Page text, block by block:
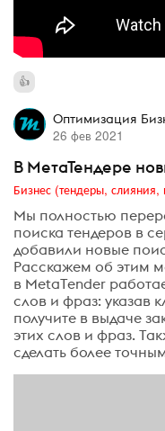
Оптимизация
26 фев 2021
В МетаТендере
Мы полностью
поиска тендеров в
добавили новые
Расскажем об этим
в MetaTender
слов и фраз: указав
получите в выдаче
этих слов и фраз.
сделать более